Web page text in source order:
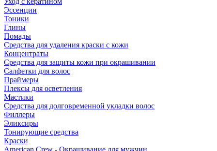
Эссенции
Тоники
Глины
Помады
Средства для удаления краски с кожи
Концентраты
Средства для защиты кожи при окрашивании
Салфетки для волос
Праймеры
Плексы для осветления
Мастики
Средства для долговременной укладки волос
Филлеры
Эликсиры
Тонирующие средства
Краски
American Crew - Окрашивание для мужчин